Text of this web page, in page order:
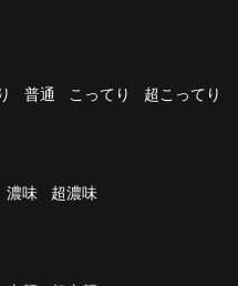
普通 こってり 超こってり
濃味 超濃味